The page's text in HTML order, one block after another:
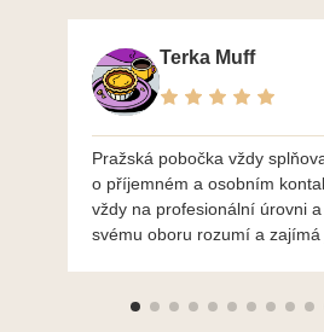
Terka Muff
Pražská pobočka vždy
o příjemném a osobním
vždy na profesionální úrovni
svému oboru rozumí a zajímá
výběru, jak už bylo napsáno -